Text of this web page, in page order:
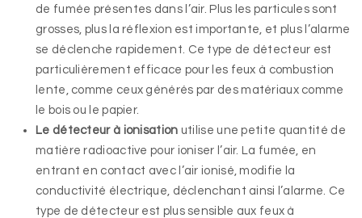
de fumée présentes dans l’air. Plus les particules sont
grosses, plus la réflexion est importante, et plus l’alarme
se déclenche rapidement. Ce type de détecteur est
particulièrement efficace pour les feux à combustion
lente, comme ceux générés par des matériaux comme
le bois ou le papier.
Le détecteur à ionisation utilise une petite quantité de
matière radioactive pour ioniser l’air. La fumée, en
entrant en contact avec l’air ionisé, modifie la
conductivité électrique, déclenchant ainsi l’alarme. Ce
type de détecteur est plus sensible aux feux à